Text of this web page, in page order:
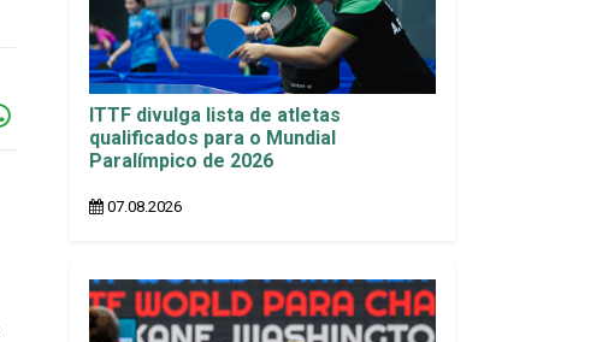
ITTF divulga lista de atletas
qualificados para o Mundial
Paralímpico de 2026
07.08.2026